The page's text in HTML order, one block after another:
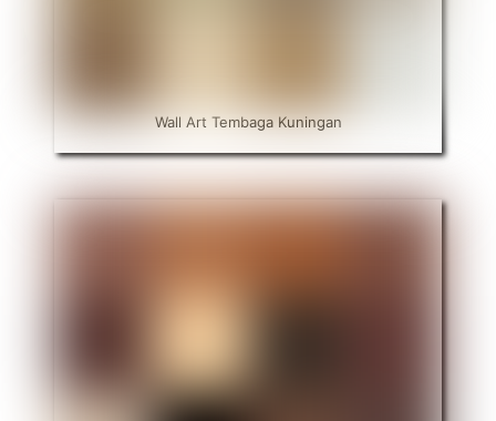
Wall Art Tembaga Kuningan